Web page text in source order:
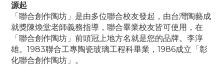
源起
「聯合創作陶坊」是由多位聯合校友發起，由台灣陶藝成
就獎陳煥堂老師義務指導，聯合畢業校友皆可使用，在
「聯合創作陶坊」前頭冠上地方名就是您的品牌。李淳
雄。1983聯合工專陶瓷玻璃工程科畢業，1986成立「彰
化聯合創作陶坊」。